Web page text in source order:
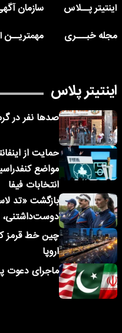
اینتیتر پــلاس
سازمان
مجله خبـــری
مهمتریــن
اینتیتر پلاس
صدها نفر در
حمایت از
مواضع
انتخابات فیفا
بازگشت «تد
دوست‌داشتنی،
چین خط قرمز
اروپا
ماجرای دعوت